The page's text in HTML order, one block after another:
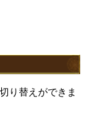
り替えができま